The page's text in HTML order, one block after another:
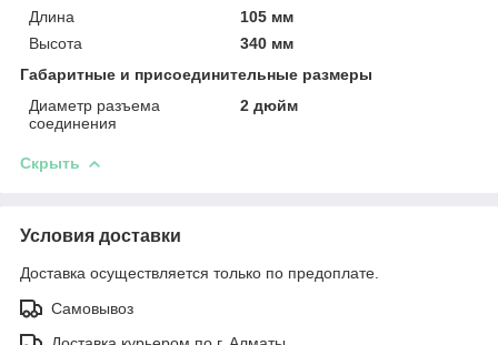
Длина
105 мм
Высота
340 мм
Габаритные и присоединительные размеры
Диаметр разъема
соединения
2 дюйм
Скрыть
Условия доставки
Доставка осуществляется только по предоплате.
Самовывоз